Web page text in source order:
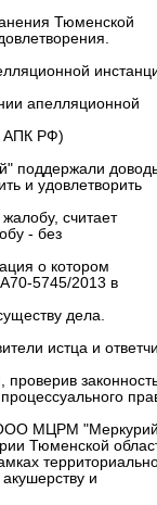
Тюменской
апелляционной
АПК РФ)
поддержали
и удовлетворить
считает
- без
о котором
5745/2013 в
дела.
истца и
ООО МЦРМ
Тюменской
и